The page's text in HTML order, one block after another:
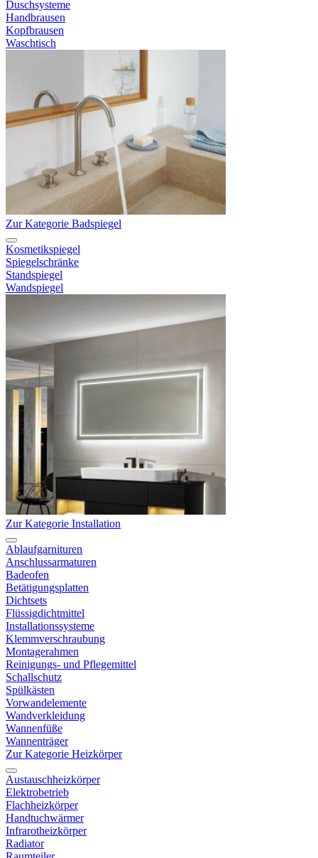
Duschsysteme
Handbrausen
Kopfbrausen
Waschtisch
Zur Kategorie Badspiegel
Kosmetikspiegel
Spiegelschränke
Standspiegel
Wandspiegel
Zur Kategorie Installation
Ablaufgarnituren
Anschlussarmaturen
Badeofen
Betätigungsplatten
Dichtsets
Flüssigdichtmittel
Installationssysteme
Klemmverschraubung
Montagerahmen
Reinigungs- und Pflegemittel
Schallschutz
Spülkästen
Vorwandelemente
Wandverkleidung
Wannenfüße
Wannenträger
Zur Kategorie Heizkörper
Austauschheizkörper
Elektrobetrieb
Flachheizkörper
Handtuchwärmer
Infrarotheizkörper
Radiator